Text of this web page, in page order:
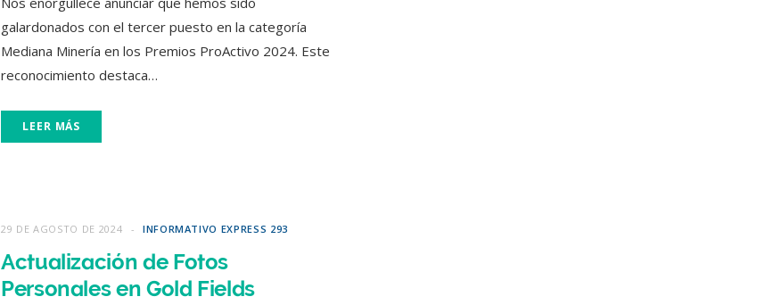
galardonados con el tercer puesto en la categoría
Mediana Minería en los Premios ProActivo 2024. Este
reconocimiento destaca…
LEER MÁS
29 DE AGOSTO DE 2024 INFORMATIVO EXPRESS 293
Actualización de Fotos
Personales en Gold Fields